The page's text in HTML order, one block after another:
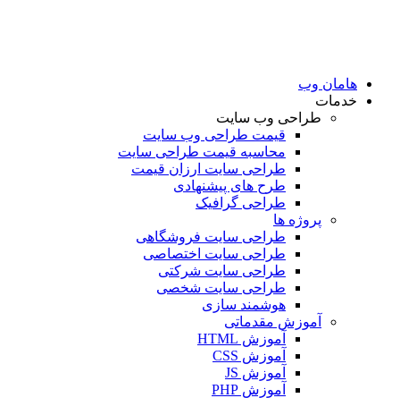
وب
طراحی وب سایت
قیمت طراحی وب سایت
محاسبه قیمت طراحی سایت
طراحی سایت ارزان قیمت
طرح های پیشنهادی
طراحی گرافیک
پروژه ها
طراحی سایت فروشگاهی
طراحی سایت اختصاصی
طراحی سایت شرکتی
طراحی سایت شخصی
هوشمند سازی
آموزش مقدماتی
آموزش HTML
آموزش CSS
آموزش JS
آموزش PHP